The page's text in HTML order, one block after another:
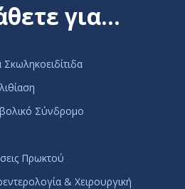
για…
Σκωληκοειδίτιδα
Σύνδρομο
Πρωκτού
& Χειρουργική